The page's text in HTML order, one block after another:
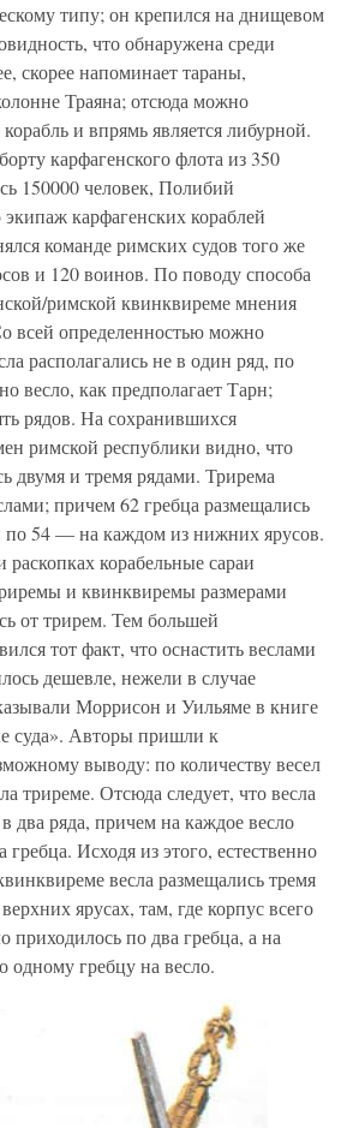
типу; он крепился на днищевом
что обнаружена среди
скорее напоминает тараны,
Траяна; отсюда можно
и впрямь является либурной.
карфагенского флота из 350
150000 человек, Полибий
экипаж карфагенских кораблей
команде римских судов того же
и 120 воинов. По поводу способа
римской квинквиреме мнения
всей определенностью можно
располагались не в один ряд, по
весло, как предполагает Тарн;
рядов. На сохранившихся
римской республики видно, что
двумя и тремя рядами. Трирема
причем 62 гребца размещались
по 54 — на каждом из нижних ярусов.
корабельные сараи
и квинквиремы размерами
от трирем. Тем большей
тот факт, что оснастить веслами
дешевле, нежели в случае
Моррисон и Уильяме в книге
суда». Авторы пришли к
выводу: по количеству весел
триреме. Отсюда следует, что весла
два ряда, причем на каждое весло
Исходя из этого, естественно
весла размещались тремя
ярусах, там, где корпус всего
приходилось по два гребца, а на
гребцу на весло.